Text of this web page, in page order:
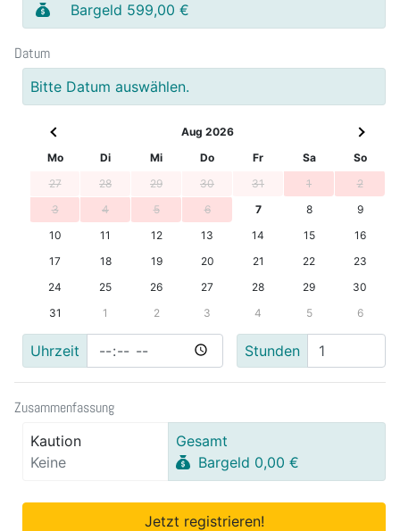
Bargeld 599,00 €
Datum
Bitte Datum auswählen.
Aug 2026
Mo
Di Mi Do Fr Sa
So
27
28 29 30 31 1
2
3
4 5 6 7 8
9
10
11 12 13 14 15
16
17
18 19 20 21 22
23
24
25 26 27 28 29
30
31
1 2 3 4 5 6
Uhrzeit Stunden
Zusammenfassung
Kaution
Keine
Gesamt
Bargeld 0,00 €
Jetzt registrieren!